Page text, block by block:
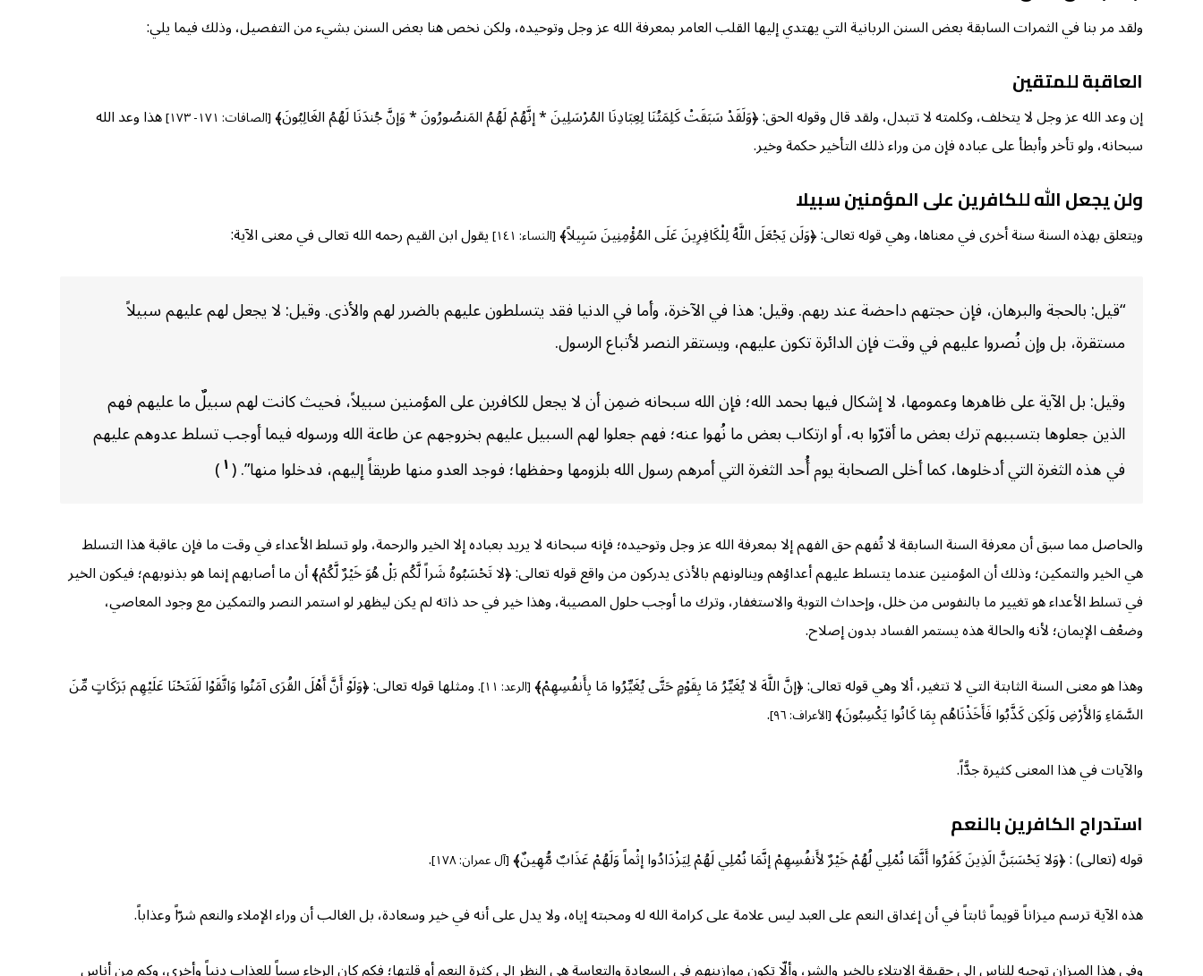
ولقد مر بنا في الثمرات السابقة بعض السنن الربانية التي يهتدي إليها القلب العامر بمعرفة الله عز وجل وتوحيده، ولكن نخص هنا بعض السنن بشيء من التفصيل، وذلك فيما يلي:
العاقبة للمتقين
إن وعد الله عز وجل لا يتخلف، وكلمته لا تتبدل، ولقد قال وقوله الحق: ﴿وَلَقَدْ سَبَقَتْ كَلِمَتُنَا لِعِبَادِنَا المُرْسَلِينَ * إنَّهُمْ لَهُمُ المَنصُورُونَ * وَإنَّ جُندَنَا لَهُمُ الغَالِبُونَ﴾[الصافات: ١٧١- ١٧٣]
هذا وعد الله
سبحانه، ولو تأخر وأبطأ على عباده فإن من وراء ذلك التأخير حكمة وخير.
ولن يجعل الله للكافرين على المؤمنين سبيلا
ويتعلق بهذه السنة سنة أخرى في معناها، وهي قوله تعالى: ﴿وَلَن يَجْعَلَ اللَّهُ لِلْكَافِرِينَ عَلَى المُؤْمِنِينَ سَبِيلاً﴾[النساء: ١٤١] يقول ابن القيم رحمه الله تعالى في معنى الآية:
“قيل: بالحجة والبرهان، فإن حجتهم داحضة عند ربهم. وقيل: هذا في الآخرة، وأما في الدنيا فقد يتسلطون عليهم بالضرر لهم والأذى. وقيل: لا يجعل لهم عليهم سبيلاً
مستقرة، بل وإن نُصروا عليهم في وقت فإن الدائرة تكون عليهم، ويستقر النصر لأتباع الرسول.
وقيل: بل الآية على ظاهرها وعمومها، لا إشكال فيها بحمد الله؛ فإن الله سبحانه ضمِن أن لا يجعل للكافرين على المؤمنين سبيلاً، فحيث كانت لهم سبيلٌ ما عليهم فهم
الذين جعلوها بتسببهم ترك بعض ما أقرّوا به، أو ارتكاب بعض ما نُهوا عنه؛ فهم جعلوا لهم السبيل عليهم بخروجهم عن طاعة الله ورسوله فيما أوجب تسلط عدوهم عليهم
في هذه الثغرة التي أدخلوها، كما أخلى الصحابة يوم أُحد الثغرة التي أمرهم رسول الله بلزومها وحفظها؛ فوجد العدو منها طريقاً إليهم، فدخلوا منها”. (١)
والحاصل مما سبق أن معرفة السنة السابقة لا تُفهم حق الفهم إلا بمعرفة الله عز وجل وتوحيده؛ فإنه سبحانه لا يريد بعباده إلا الخير والرحمة، ولو تسلط الأعداء في وقت ما فإن عاقبة هذا التسلط
هي الخير والتمكين؛ وذلك أن المؤمنين عندما يتسلط عليهم أعداؤهم وينالونهم بالأذى يدركون من واقع قوله تعالى: ﴿لا تَحْسَبُوهُ شَراً لَّكُم بَلْ هُوَ خَيْرٌ لَّكُمْ﴾ أن ما أصابهم إنما هو بذنوبهم؛ فيكون الخير
في تسلط الأعداء هو تغيير ما بالنفوس من خلل، وإحداث التوبة والاستغفار، وترك ما أوجب حلول المصيبة، وهذا خير في حد ذاته لم يكن ليظهر لو استمر النصر والتمكين مع وجود المعاصي،
وضعْف الإيمان؛ لأنه والحالة هذه يستمر الفساد بدون إصلاح.
وهذا هو معنى السنة الثابتة التي لا تتغير، ألا وهي قوله تعالى: ﴿إنَّ اللَّهَ لا يُغَيِّرُ مَا بِقَوْمٍ حَتَّى يُغَيِّرُوا مَا بِأَنفُسِهِمْ﴾[الرعد: ١١]
. ومثلها قوله تعالى: ﴿وَلَوْ أَنَّ أَهْلَ القُرَى آمَنُوا وَاتَّقَوْا لَفَتَحْنَا عَلَيْهِم بَرَكَاتٍ مِّنَ
السَّمَاءِ وَالأَرْضِ وَلَكِن كَذَّبُوا فَأَخَذْنَاهُم بِمَا كَانُوا يَكْسِبُونَ﴾[الأعراف: ٩٦]
.
والآيات في هذا المعنى كثيرة جدًّاً.
استدراج الكافرين بالنعم
قوله (تعالى) : ﴿وَلا يَحْسَبَنَّ الَذِينَ كَفَرُوا أَنَّمَا نُمْلِي لُهُمْ خَيْرٌ لأَنفُسِهِمْ إنَّمَا نُمْلِي لَهُمْ لِيَزْدَادُوا إثْماً وَلَهُمْ عَذَابٌ مُّهِينٌ﴾[آل عمران: ١٧٨]
.
هذه الآية ترسم ميزاناً قويماً ثابتاً في أن إغداق النعم على العبد ليس علامة على كرامة الله له ومحبته إياه، ولا يدل على أنه في خير وسعادة، بل الغالب أن وراء الإملاء والنعم شرّاً وعذاباً.